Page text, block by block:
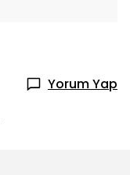
Yorum Yap